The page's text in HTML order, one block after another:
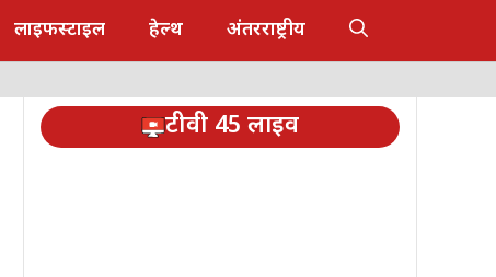
लाइफस्टाइल हेल्थ अंतरराष्ट्रीय
टीवी 45 लाइव